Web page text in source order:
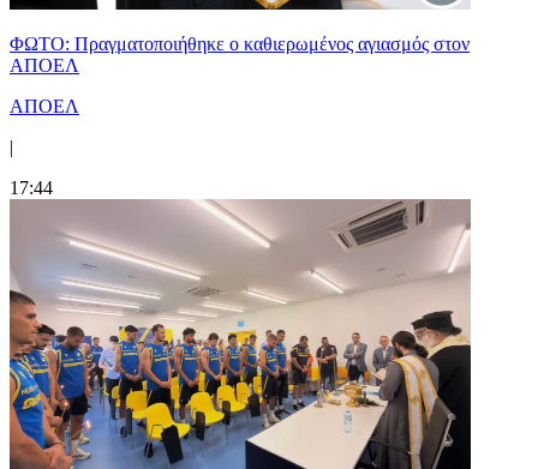
ΦΩΤΟ: Πραγματοποιήθηκε ο καθιερωμένος αγιασμός στον
ΑΠΟΕΛ
ΑΠΟΕΛ
|
17:44